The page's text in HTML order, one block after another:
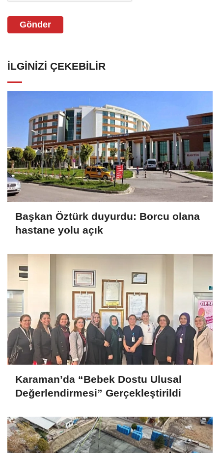
Gönder
İLGINIZI ÇEKEBILIR
Başkan Öztürk duyurdu: Borcu olana
hastane yolu açık
Karaman’da “Bebek Dostu Ulusal
Değerlendirmesi” Gerçekleştirildi